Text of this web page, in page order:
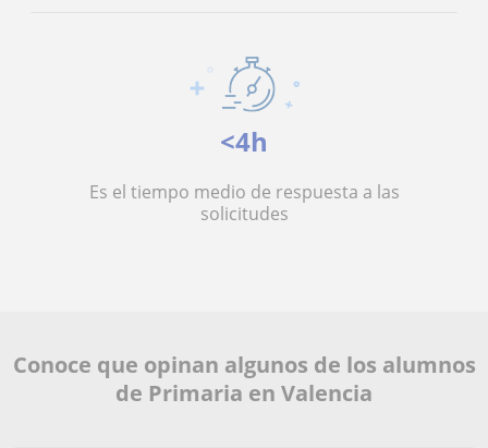
<4h
Es el tiempo medio de respuesta a las
solicitudes
Conoce que opinan algunos de los alumnos
de Primaria en Valencia